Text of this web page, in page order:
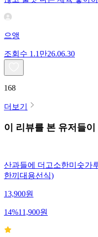
으앵
조회수 1.1만26.06.30
168
더보기
이 리뷰를 본 유저들
산과들에 더고소한미숫가
한끼대용선식)
13,900원
14%11,900원